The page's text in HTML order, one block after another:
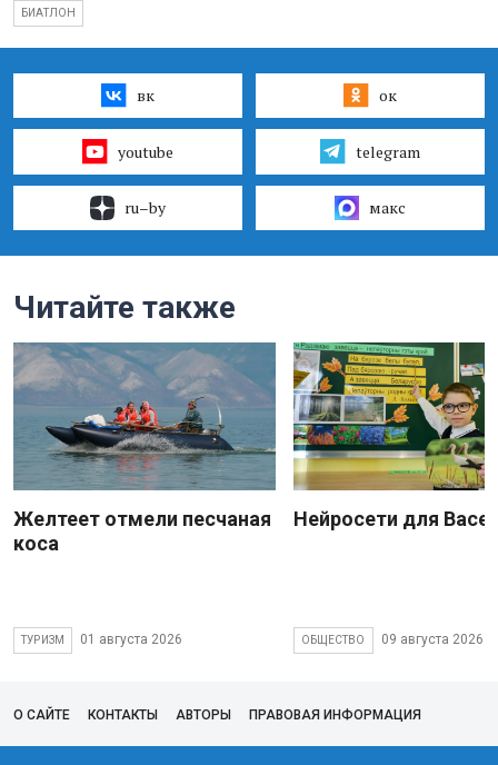
БИАТЛОН
вк ок
youtube telegram
ru–by макс
Читайте также
Желтеет отмели песчаная
коса
ТУРИЗМ 01 августа 2026
Нейросети для
ОБЩЕСТВО 09 августа 2026
О САЙТЕ КОНТАКТЫ АВТОРЫ ПРАВОВАЯ ИНФОРМАЦИЯ